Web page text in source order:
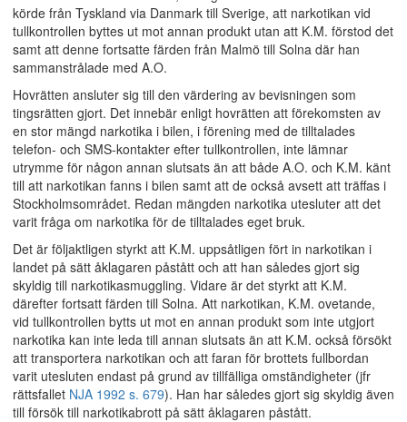
körde från Tyskland via Danmark till Sverige, att narkotikan vid
tullkontrollen byttes ut mot annan produkt utan att K.M. förstod det
samt att denne fortsatte färden från Malmö till Solna där han
sammanstrålade med A.O.
Hovrätten ansluter sig till den värdering av bevisningen som
tingsrätten gjort. Det innebär enligt hovrätten att förekomsten av
en stor mängd narkotika i bilen, i förening med de tilltalades
telefon- och SMS-kontakter efter tullkontrollen, inte lämnar
utrymme för någon annan slutsats än att både A.O. och K.M. känt
till att narkotikan fanns i bilen samt att de också avsett att träffas i
Stockholmsområdet. Redan mängden narkotika utesluter att det
varit fråga om narkotika för de tilltalades eget bruk.
Det är följaktligen styrkt att K.M. uppsåtligen fört in narkotikan i
landet på sätt åklagaren påstått och att han således gjort sig
skyldig till narkotikasmuggling. Vidare är det styrkt att K.M.
därefter fortsatt färden till Solna. Att narkotikan, K.M. ovetande,
vid tullkontrollen bytts ut mot en annan produkt som inte utgjort
narkotika kan inte leda till annan slutsats än att K.M. också försökt
att transportera narkotikan och att faran för brottets fullbordan
varit utesluten endast på grund av tillfälliga omständigheter (jfr
rättsfallet NJA 1992 s. 679). Han har således gjort sig skyldig även
till försök till narkotikabrott på sätt åklagaren påstått.